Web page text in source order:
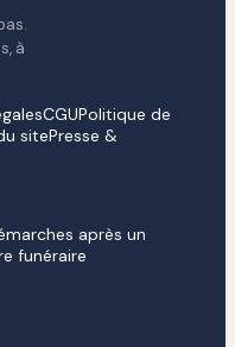
à
CGUPolitique de
sitePresse &
après un
funéraire